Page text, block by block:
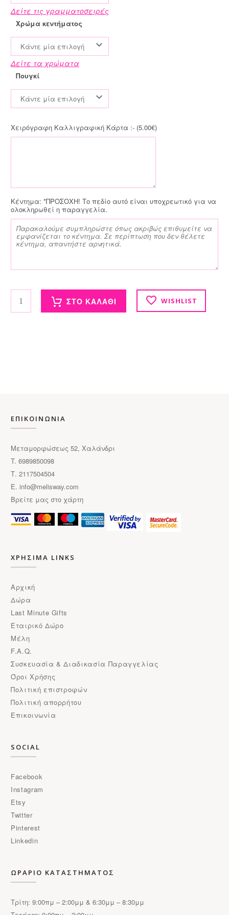
Δείτε τις γραμματοσειρές
Χρώμα κεντήματος
Κάντε μία επιλογή
Δείτε τα χρώματα
Πουγκί
Κάντε μία επιλογή
Χειρόγραφη Καλλιγραφική Κάρτα :- (5.00€)
Κέντημα: *ΠΡΟΣΟΧΗ! Το πεδίο αυτό είναι υποχρεωτικό για να
ολοκληρωθεί η παραγγελία.
Γυάλινο μάτι ποσότητα
ΣΤΟ ΚΑΛΑΘΙ WISHLIST
ΕΠΙΚΟΙΝΩΝΙΑ
Μεταμορφώσεως 52, Χαλάνδρι
T. 6989850098
Τ. 2117504504
E. info@melisway.com
Βρείτε μας στο χάρτη
ΧΡΗΣΙΜΑ LINKS
Αρχική
Δώρα
Last Minute Gifts
Εταιρικό Δώρο
Μέλη
F.A.Q.
Συσκευασία & Διαδικασία Παραγγελίας
Όροι Χρήσης
Πολιτική επιστροφών
Πολιτική απορρήτου
Επικοινωνία
SOCIAL
Facebook
Instagram
Etsy
Twitter
Pinterest
Linkedin
ΩΡΑΡΙΟ ΚΑΤΑΣΤΗΜΑΤΟΣ
Τρίτη: 9:00πμ – 2:00μμ & 6:30μμ – 8:30μμ